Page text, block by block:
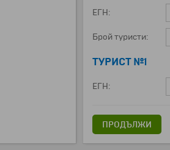
ЕГН:
Брой туристи:
ТУРИСТ №1
ЕГН:
ПРОДЪЛЖИ